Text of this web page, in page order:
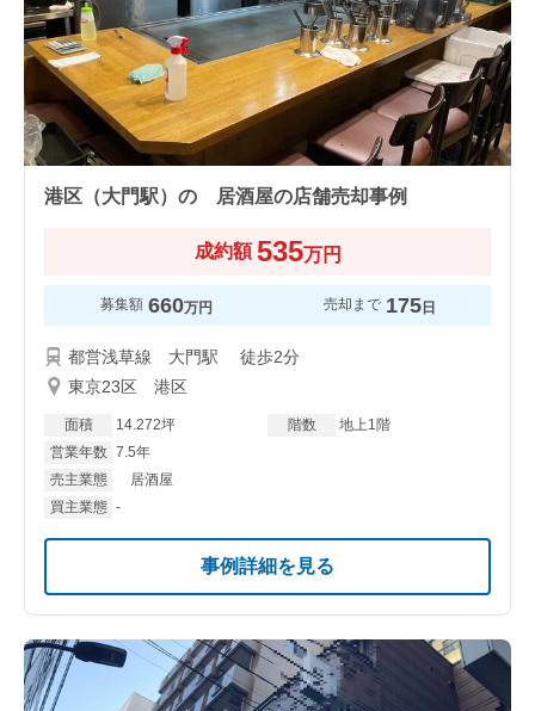
港区（大門駅）の 居酒屋の店舗売却事例
成約額 535万円
募集額 660万円 売却まで 175日
都営浅草線 大門駅 徒歩2分
東京23区 港区
面積 14.272坪 階数
地上1階
営業年数 7.5年
売主業態
居酒屋
買主業態 -
事例詳細を見る